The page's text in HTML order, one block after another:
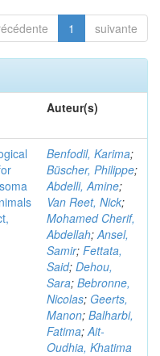
1 suivante
Auteur(s)
Benfodil, Karima;
Büscher, Philippe;
Abdelli, Amine;
Van Reet, Nick;
Mohamed Cherif,
Abdellah;Ansel,
Samir; Fettata,
Said; Dehou,
Sara; Bebronne,
Nicolas; Geerts,
Manon; Balharbi,
Fatima;Ait-
Oudhia, Khatima